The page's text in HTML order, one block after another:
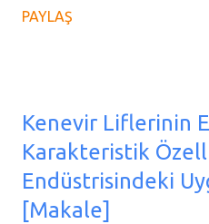
yetiştirmek suretiyle beklenen
katı oranda THC
Modern Kullanım Alanları
yetiştirme tekniği, tekstil
çeşit ıslahı konularında
PAYLAŞ
Kenevir Liflerinin
Karakteristik
Endüstrisindeki
[Makale]